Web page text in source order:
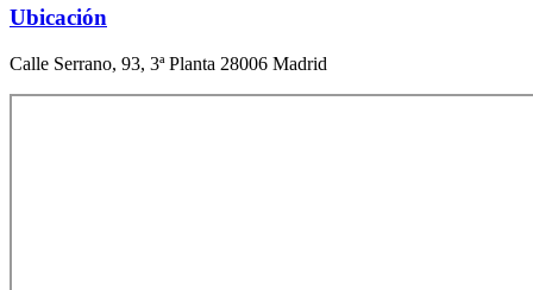
Ubicación
Calle Serrano, 93, 3ª Planta 28006 Madrid